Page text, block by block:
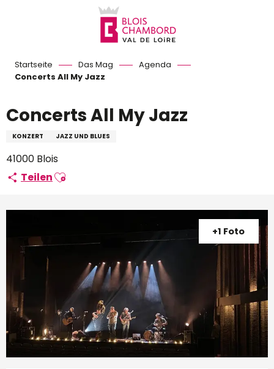
Startseite Das Mag
Agenda
Concerts All My Jazz
Concerts All My Jazz
KONZERT JAZZ UND BLUES
41000 Blois
TeilenAjouter aux favoris
+1 Foto